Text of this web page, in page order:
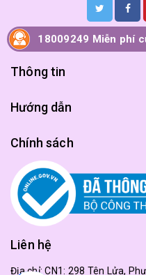
Thông tin
Hướng dẫn
Chính sách
Liên hệ
Địa chỉ:CN1: 298 Tên Lửa,
18009249 Miễn phí